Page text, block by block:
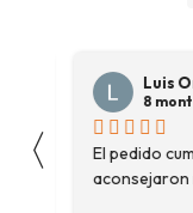
〈
Luis
8
El pedido
aconsejaron